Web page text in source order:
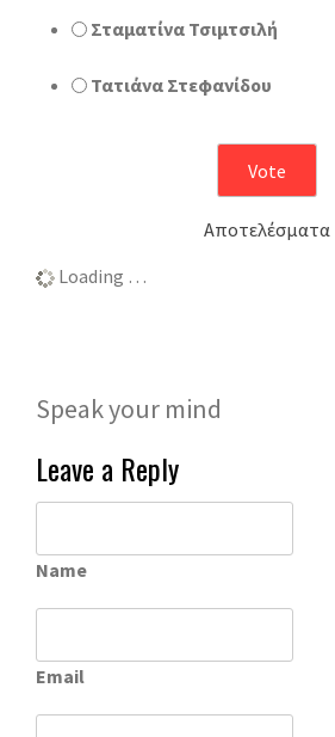
Σταματίνα Τσιμτσιλή
Τατιάνα Στεφανίδου
Αποτελέσματα
Loading …
Speak your mind
Leave a Reply
Name
Email